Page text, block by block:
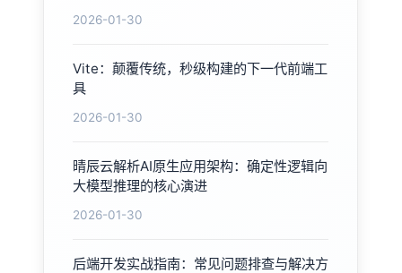
2026-01-30
Vite：颠覆传统，秒级构建的下一代前端工
具
2026-01-30
晴辰云解析AI原生应用架构：确定性逻辑向
大模型推理的核心演进
2026-01-30
后端开发实战指南：常见问题排查与解决方